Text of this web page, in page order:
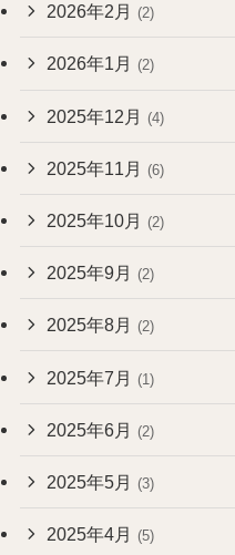
2026年2月 (2)
2026年1月 (2)
2025年12月 (4)
2025年11月 (6)
2025年10月 (2)
2025年9月 (2)
2025年8月 (2)
2025年7月 (1)
2025年6月 (2)
2025年5月 (3)
2025年4月 (5)